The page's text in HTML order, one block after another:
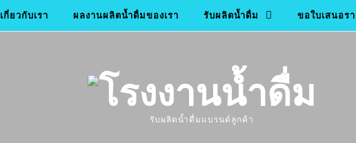
เกี่ยวกับเรา ผลงานผลิตน้ำดื่มของเรา รับผลิตน้ำดื่ม ขอใบเสนอร
รับผลิตน้ำดื่มแบรนด์ลูกค้า